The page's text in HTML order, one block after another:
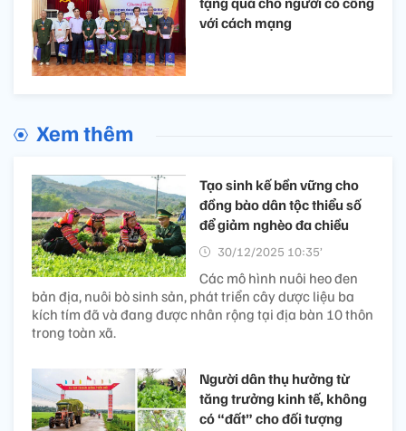
với cách mạng
Xem thêm
Tạo sinh kế bền vững cho
đồng bào dân tộc thiểu số
để giảm nghèo đa chiều
30/12/2025 10:35’
Các mô hình nuôi heo đen
bản địa, nuôi bò sinh sản, phát triển cây dược liệu ba
kích tím đã và đang được nhân rộng tại địa bàn 10 thôn
trong toàn xã.
Người dân thụ hưởng từ
tăng trưởng kinh tế, không
có “đất” cho đối tượng